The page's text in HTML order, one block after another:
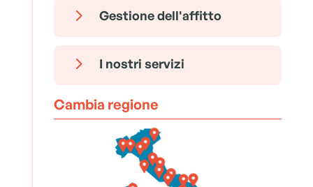
5 Gestione dell'affitto
5 I nostri servizi
Cambia regione